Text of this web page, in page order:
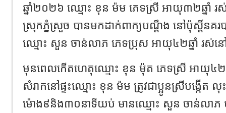
ឆ្នាំ២០២៦ ឈ្មោះ ខុន ម៉ម ភេទស្រី អាយុ៣២ឆ្នាំ រ
ស្រុកភ្នំស្រួច បានមកដាក់ពាក្យបណ្តឹង នៅប៉ុស្តិ៍នគរ
ឈ្មោះ សួន ចាន់លាភ ភេទប្រុស អាយុ៤២ឆ្នាំ រស់ន
មុនពេលកើតហេតុឈ្មោះ ខុន ម៉ុត ភេទស្រី អាយុ៤២ឆ្
សំរាកនៅផ្ទះឈ្មោះ ខុន ម៉ម ត្រូវជាប្អូនស្រីបង្កើត
ម៉ោង៩និង៣០នាទីយប់ មានឈ្មោះ សួន ចាន់លាភ